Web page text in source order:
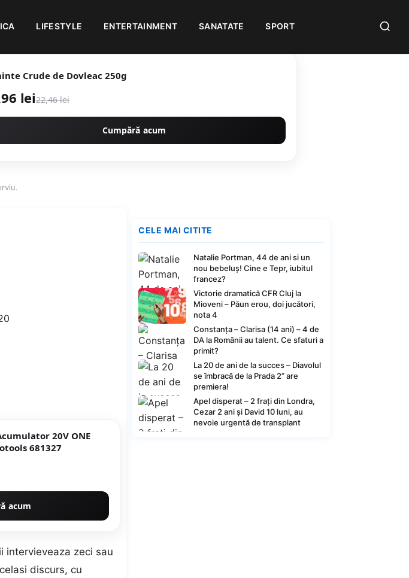
LIFESTYLE ENTERTAINMENT SANATATE SPORT
Crude de Dovleac 250g
lei22,46 lei
Cumpără acum
20V ONE
681327
acum
intervieveaza zeci sau
discurs, cu
CELE MAI CITITE
Natalie Portman, 44 de ani si un
nou bebeluș! Cine e Tepr, iubitul
francez?
Victorie dramatică CFR Cluj la
Mioveni – Păun erou, doi jucători,
nota 4
Constanța – Clarisa (14 ani) – 4 de
DA la Românii au talent. Ce sfaturi a
primit?
La 20 de ani de la succes – Diavolul
se îmbracă de la Prada 2” are
premiera!
Apel disperat – 2 frați din Londra,
Cezar 2 ani și David 10 luni, au
nevoie urgentă de transplant